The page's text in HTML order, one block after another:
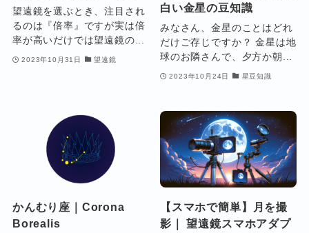
望遠鏡を選ぶとき、注目され
るのは『倍率』ですが実は倍
率が高いだけでは望遠鏡の...
2023年10月31日 望遠鏡
白い金星の豆知識
みなさん、金星のことはどれ
だけご存じですか？ 金星は地
球のお隣さんで、夕方か朝...
2023年10月24日 星豆知識
かんむり座｜Corona
Borealis
【スマホで簡単】月を撮
影｜ 望遠鏡スマホアダプ